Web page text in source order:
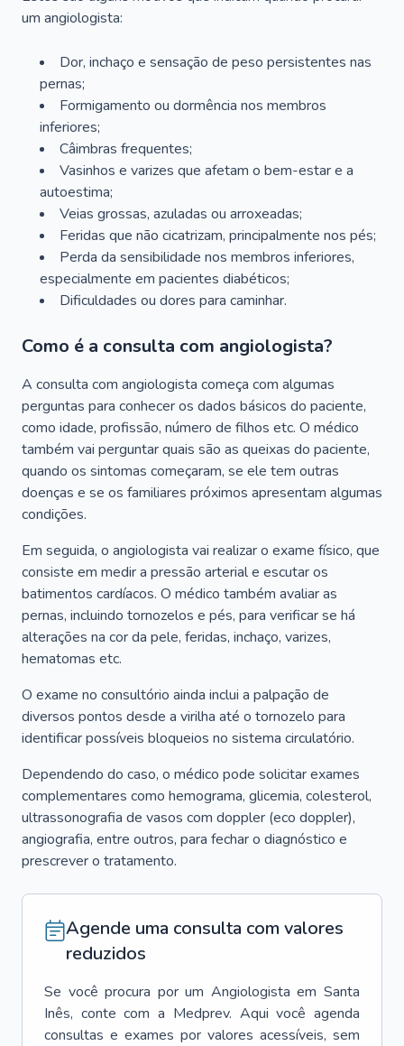
um angiologista:
Dor, inchaço e sensação de peso persistentes nas
pernas;
Formigamento ou dormência nos membros
inferiores;
Câimbras frequentes;
Vasinhos e varizes que afetam o bem-estar e a
autoestima;
Veias grossas, azuladas ou arroxeadas;
Feridas que não cicatrizam, principalmente nos pés;
Perda da sensibilidade nos membros inferiores,
especialmente em pacientes diabéticos;
Dificuldades ou dores para caminhar.
Como é a consulta com angiologista?
A consulta com angiologista começa com algumas
perguntas para conhecer os dados básicos do paciente,
como idade, profissão, número de filhos etc. O médico
também vai perguntar quais são as queixas do paciente,
quando os sintomas começaram, se ele tem outras
doenças e se os familiares próximos apresentam algumas
condições.
Em seguida, o angiologista vai realizar o exame físico, que
consiste em medir a pressão arterial e escutar os
batimentos cardíacos. O médico também avaliar as
pernas, incluindo tornozelos e pés, para verificar se há
alterações na cor da pele, feridas, inchaço, varizes,
hematomas etc.
O exame no consultório ainda inclui a palpação de
diversos pontos desde a virilha até o tornozelo para
identificar possíveis bloqueios no sistema circulatório.
Dependendo do caso, o médico pode solicitar exames
complementares como hemograma, glicemia, colesterol,
ultrassonografia de vasos com doppler (eco doppler),
angiografia, entre outros, para fechar o diagnóstico e
prescrever o tratamento.
Agende uma consulta com valores
reduzidos
Se você procura por um Angiologista em Santa
Inês, conte com a Medprev. Aqui você agenda
consultas e exames por valores acessíveis, sem